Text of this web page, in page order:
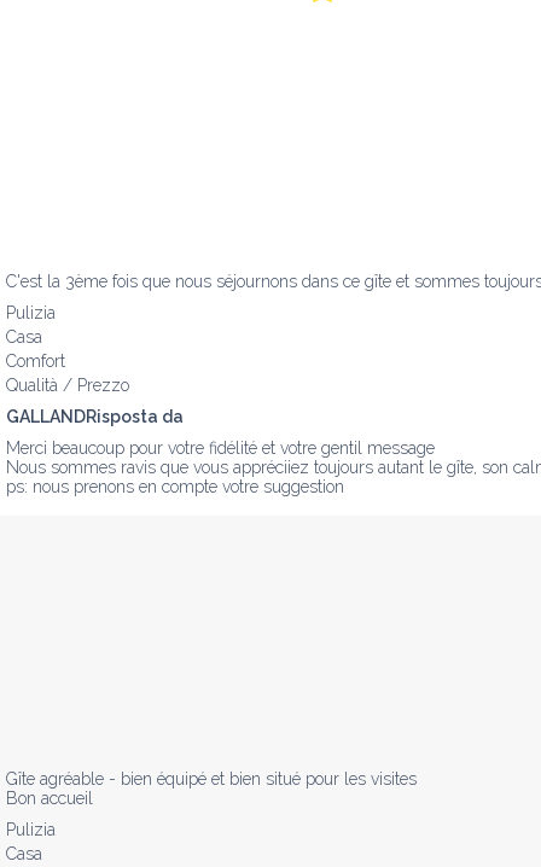
C'est la 3ème fois que nous séjournons dans ce gîte et sommes
Pulizia
Casa
Comfort
Qualità / Prezzo
GALLANDRisposta da
Merci beaucoup pour votre fidélité et votre gentil message
Nous sommes ravis que vous appréciiez toujours autant le gîte, son
ps: nous prenons en compte votre suggestion
Gîte agréable - bien équipé et bien situé pour les visites
Bon accueil
Pulizia
Casa